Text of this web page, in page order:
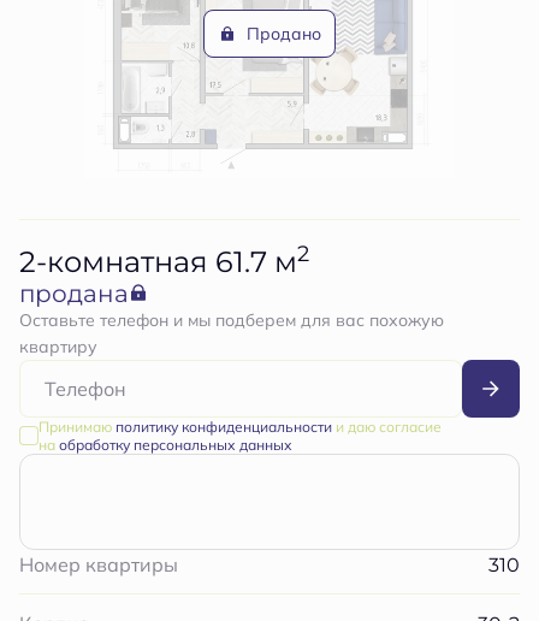
Продано
2-комнатная 61.7 м2
продана
Оставьте телефон и мы подберем для вас похожую
квартиру
Принимаю политику конфиденциальностии даю согласие
на обработку персональных данных
Номер квартиры 310